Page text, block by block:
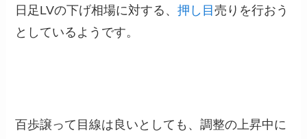
日足LVの下げ相場に対する、押し目売りを行おう
としているようです。
百歩譲って目線は良いとしても、調整の上昇中に